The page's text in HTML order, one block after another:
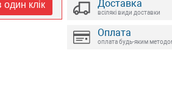
клік Доставка
всілякі види доставки
Оплата
оплата будь-яким